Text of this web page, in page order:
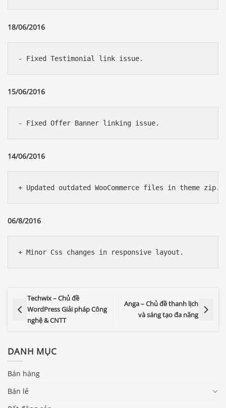
18/06/2016
- Fixed Testimonial link issue.
15/06/2016
- Fixed Offer Banner linking issue.
14/06/2016
+ Updated outdated WooCommerce files in theme zip.
06/8/2016
+ Minor Css changes in responsive layout.
Techwix – Chủ đề
WordPress Giải pháp Công
nghệ & CNTT
Anga – Chủ đề thanh lịch
và sáng tạo đa năng
DANH MỤC
Bán hàng
Bán lẻ